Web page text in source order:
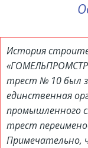
История
трест № 10 был
единственная
промышленного
трест
Примечательно,